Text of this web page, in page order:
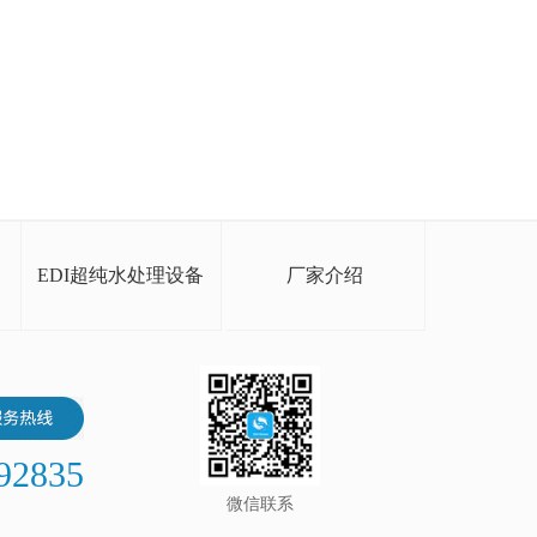
EDI超纯水处理设备 厂家介绍
微信联系